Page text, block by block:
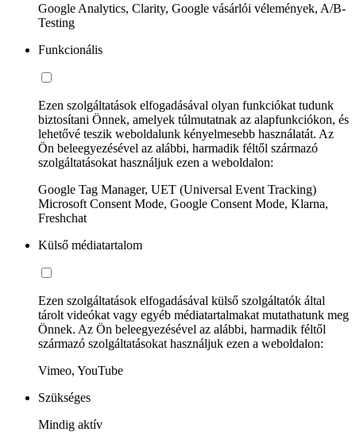
Google Analytics, Clarity, Google vásárlói vélemények, A/B-
Testing
Funkcionális
Ezen szolgáltatások elfogadásával olyan funkciókat tudunk
biztosítani Önnek, amelyek túlmutatnak az alapfunkciókon, és
lehetővé teszik weboldalunk kényelmesebb használatát. Az
Ön beleegyezésével az alábbi, harmadik féltől származó
szolgáltatásokat használjuk ezen a weboldalon:
Google Tag Manager, UET (Universal Event Tracking)
Microsoft Consent Mode, Google Consent Mode, Klarna,
Freshchat
Külső médiatartalom
Ezen szolgáltatások elfogadásával külső szolgáltatók által
tárolt videókat vagy egyéb médiatartalmakat mutathatunk meg
Önnek. Az Ön beleegyezésével az alábbi, harmadik féltől
származó szolgáltatásokat használjuk ezen a weboldalon:
Vimeo, YouTube
Szükséges
Mindig aktív